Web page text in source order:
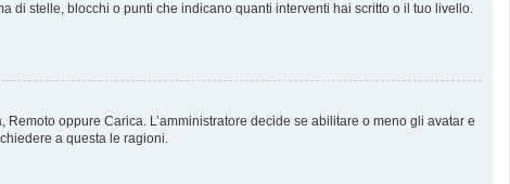
di stelle, blocchi o punti che indicano quanti interventi hai scritto o il tuo livello.
oppure Carica. L’amministratore decide se abilitare o meno gli avatar e
a questa le ragioni.